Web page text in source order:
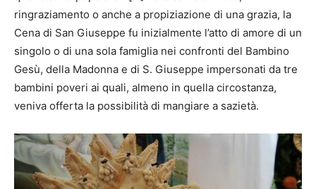
ringraziamento o anche a propiziazione di una grazia, la
Cena di San Giuseppe fu inizialmente l’atto di amore di un
singolo o di una sola famiglia nei confronti del Bambino
Gesù, della Madonna e di S. Giuseppe impersonati da tre
bambini poveri ai quali, almeno in quella circostanza,
veniva offerta la possibilità di mangiare a sazietà.